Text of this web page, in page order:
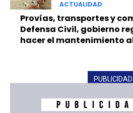
ACTUALIDAD
Provías, transportes y
Defensa Civil, gobierno
hacer el mantenimiento
PUBLICIDAD